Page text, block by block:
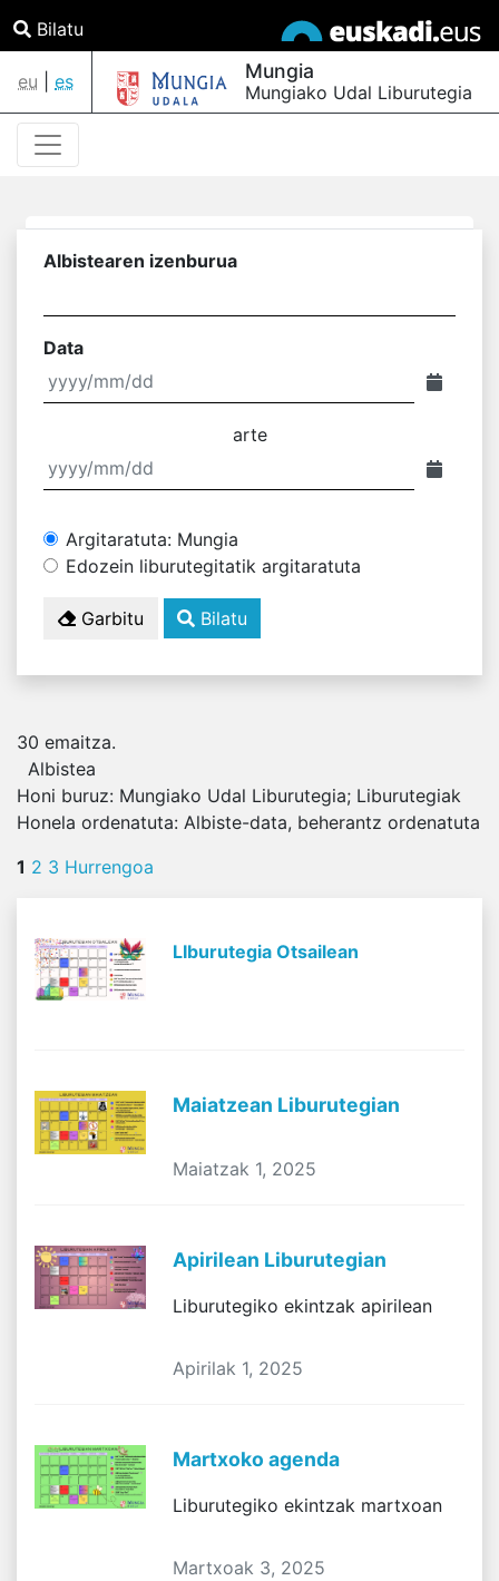
Bilatu
eu es Mungia
Mungiako Udal Liburutegia
Albistearen izenburua
Data
arte
Argitaratuta: Mungia
Edozein liburutegitatik argitaratuta
Garbitu Bilatu
30 emaitza.
Albistea
Honi buruz: Mungiako Udal Liburutegia; Liburutegiak
Honela ordenatuta: Albiste-data, beherantz ordenatuta
1 2 3 Hurrengoa
LIburutegia Otsailean
Maiatzean Liburutegian
Maiatzak 1, 2025
Apirilean Liburutegian
Liburutegiko ekintzak apirilean
Apirilak 1, 2025
Martxoko agenda
Liburutegiko ekintzak martxoan
Martxoak 3, 2025